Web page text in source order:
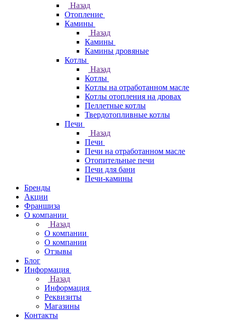
Назад
Отопление
Камины
Назад
Камины
Камины дровяные
Котлы
Назад
Котлы
Котлы на отработанном масле
Котлы отопления на дровах
Пеллетные котлы
Твердотопливные котлы
Печи
Назад
Печи
Печи на отработанном масле
Отопительные печи
Печи для бани
Печи-камины
Бренды
Акции
Франшиза
О компании
Назад
О компании
О компании
Отзывы
Блог
Информация
Назад
Информация
Реквизиты
Магазины
Контакты